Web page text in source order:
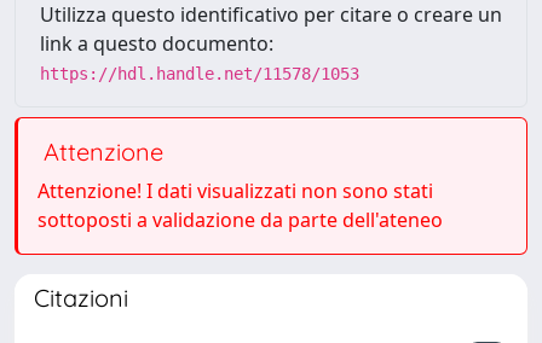
Utilizza questo identificativo per citare o creare un
link a questo documento:
https://hdl.handle.net/11578/1053
Attenzione
Attenzione! I dati visualizzati non sono stati
sottoposti a validazione da parte dell'ateneo
Citazioni